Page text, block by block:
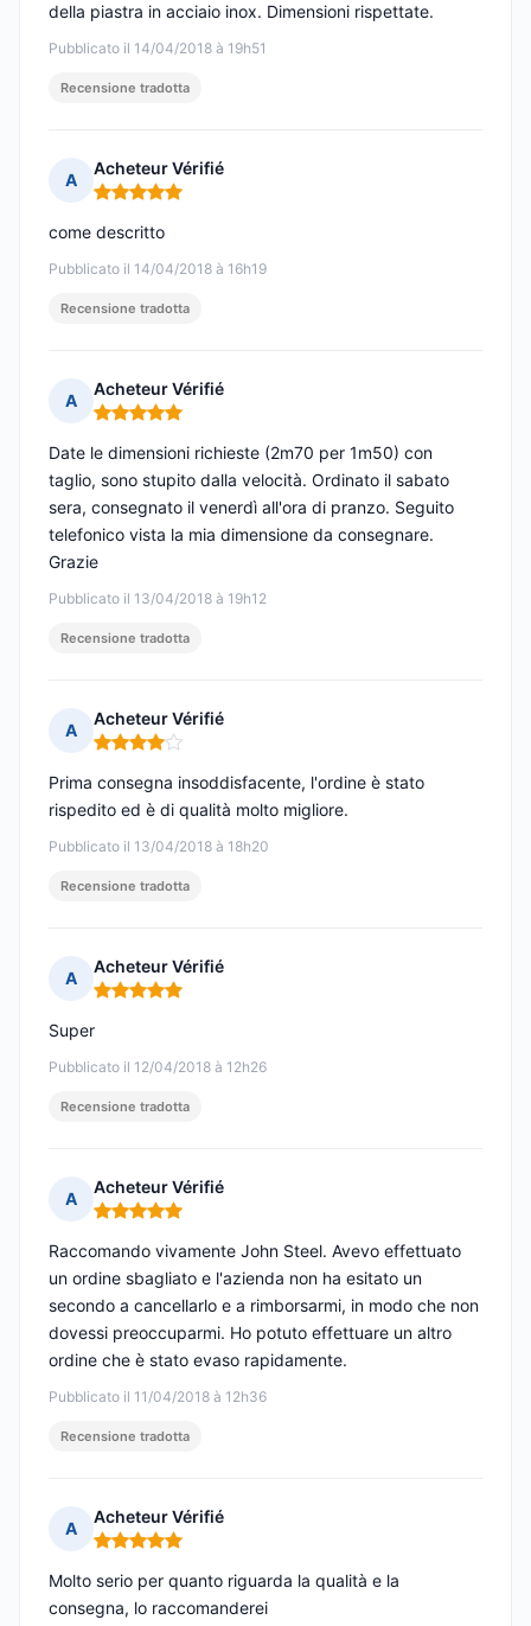
Pubblicato il 14/04/2018 à 19h51
della piastra in acciaio inox. Dimensioni rispettate.
Recensione tradotta
A
Acheteur Vérifié
Nota: 5 su 5
Pubblicato il 14/04/2018 à 16h19
come descritto
Recensione tradotta
A
Acheteur Vérifié
Nota: 5 su 5
Pubblicato il 13/04/2018 à 19h12
Date le dimensioni richieste (2m70 per 1m50) con
taglio, sono stupito dalla velocità. Ordinato il sabato
sera, consegnato il venerdì all'ora di pranzo. Seguito
telefonico vista la mia dimensione da consegnare.
Grazie
Recensione tradotta
A
Acheteur Vérifié
Nota: 4 su 5
Pubblicato il 13/04/2018 à 18h20
Prima consegna insoddisfacente, l'ordine è stato
rispedito ed è di qualità molto migliore.
Recensione tradotta
A
Acheteur Vérifié
Nota: 5 su 5
Pubblicato il 12/04/2018 à 12h26
Super
Recensione tradotta
A
Acheteur Vérifié
Nota: 5 su 5
Pubblicato il 11/04/2018 à 12h36
Raccomando vivamente John Steel. Avevo effettuato
un ordine sbagliato e l'azienda non ha esitato un
secondo a cancellarlo e a rimborsarmi, in modo che non
dovessi preoccuparmi. Ho potuto effettuare un altro
ordine che è stato evaso rapidamente.
Recensione tradotta
A
Acheteur Vérifié
Nota: 5 su 5
Molto serio per quanto riguarda la qualità e la
consegna, lo raccomanderei